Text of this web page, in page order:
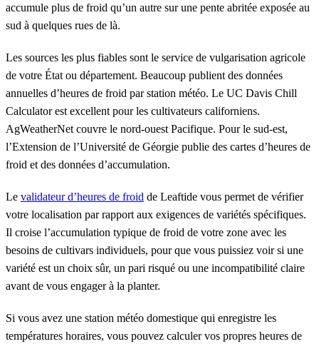
accumule plus de froid qu’un autre sur une pente abritée exposée au
sud à quelques rues de là.
Les sources les plus fiables sont le service de vulgarisation agricole
de votre État ou département. Beaucoup publient des données
annuelles d’heures de froid par station météo. Le UC Davis Chill
Calculator est excellent pour les cultivateurs californiens.
AgWeatherNet couvre le nord-ouest Pacifique. Pour le sud-est,
l’Extension de l’Université de Géorgie publie des cartes d’heures de
froid et des données d’accumulation.
Le validateur d’heures de froid de Leaftide vous permet de vérifier
votre localisation par rapport aux exigences de variétés spécifiques.
Il croise l’accumulation typique de froid de votre zone avec les
besoins de cultivars individuels, pour que vous puissiez voir si une
variété est un choix sûr, un pari risqué ou une incompatibilité claire
avant de vous engager à la planter.
Si vous avez une station météo domestique qui enregistre les
températures horaires, vous pouvez calculer vos propres heures de